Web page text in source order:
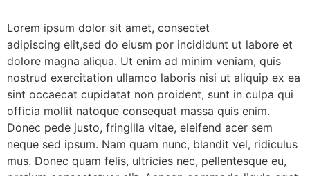
Lorem ipsum dolor sit amet, consectet
adipiscing elit,sed do eiusm por incididunt ut labore et
dolore magna aliqua. Ut enim ad minim veniam, quis
nostrud exercitation ullamco laboris nisi ut aliquip ex ea
sint occaecat cupidatat non proident, sunt in culpa qui
officia mollit natoque consequat massa quis enim.
Donec pede justo, fringilla vitae, eleifend acer sem
neque sed ipsum. Nam quam nunc, blandit vel, ridiculus
mus. Donec quam felis, ultricies nec, pellentesque eu,